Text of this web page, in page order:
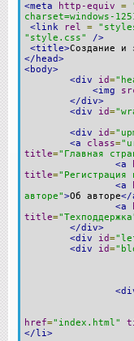
<meta
http-equiv =
charset=windows-
<link
rel =
"style.css"
/>
<title>Создание и
</head>
<body>
<div
id=
<img
</div>
<div
id=
<div
id=
<a
class=
title="Главная
<a
title="Регистрация
<a
авторе">Об авторе</
<a
title=
</div>
<div
id=
<div
id=
Меню
href="index.html"
</li>